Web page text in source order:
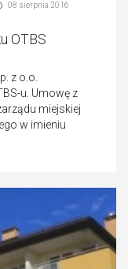
08 sierpnia 2016
OTBS
z o.o.
u. Umowę z
miejskiej
w imieniu